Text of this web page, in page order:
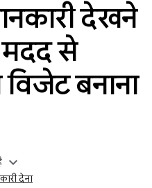
देखने
मदद से
बनाना
देना